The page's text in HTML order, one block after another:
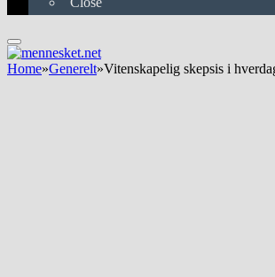
Home»Generelt»Vitenskapelig skepsis i